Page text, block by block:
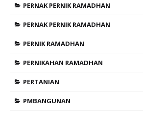
PERNAK PERNIK RAMADHAN
PERNAK PERNIK RAMADHAN
PERNIK RAMADHAN
PERNIKAHAN RAMADHAN
PERTANIAN
PMBANGUNAN